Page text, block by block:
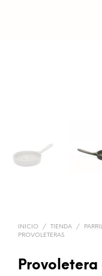
INICIO / TIENDA /
PROVOLETERAS